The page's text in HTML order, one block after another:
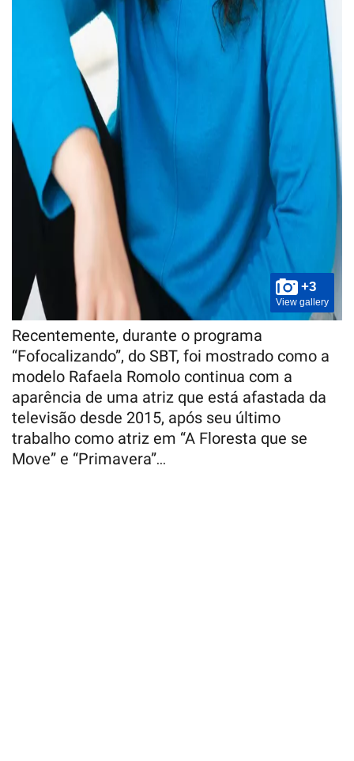
+3
View gallery
Recentemente, durante o programa
“Fofocalizando”, do SBT, foi mostrado como a
modelo Rafaela Romolo continua com a
aparência de uma atriz que está afastada da
televisão desde 2015, após seu último
trabalho como atriz em “A Floresta que se
Move” e “Primavera”…